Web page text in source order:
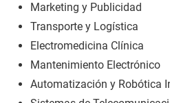
Marketing y Publicidad
Transporte y Logística
Electromedicina Clínica
Mantenimiento Electrónico
Automatización y Robótica